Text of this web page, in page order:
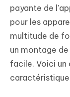
payante de
pour les
multitude de
un montage
facile. Voici un